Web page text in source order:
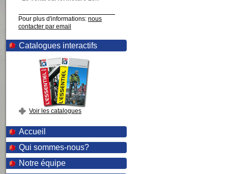
Pour plus d'informations: nous
contacter par email
Catalogues interactifs
Voir les catalogues
Accueil
Qui sommes-nous?
Notre équipe